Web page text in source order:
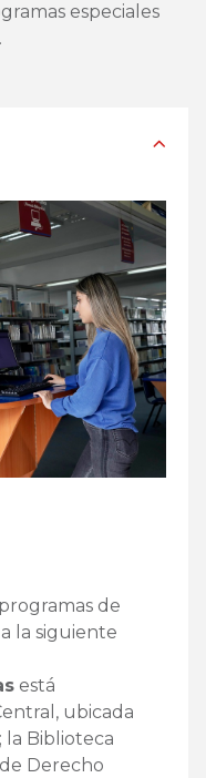
especiales
de
la siguiente
está
ubicada
la Biblioteca
Derecho